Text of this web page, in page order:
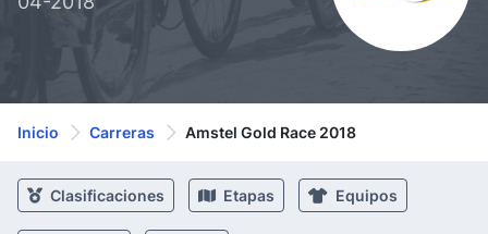
Inicio Carreras Amstel Gold Race 2018
Clasificaciones Etapas Equipos